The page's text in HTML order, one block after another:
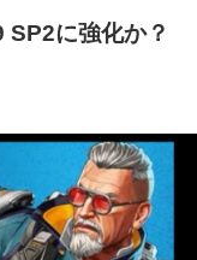
SP2に強化か？